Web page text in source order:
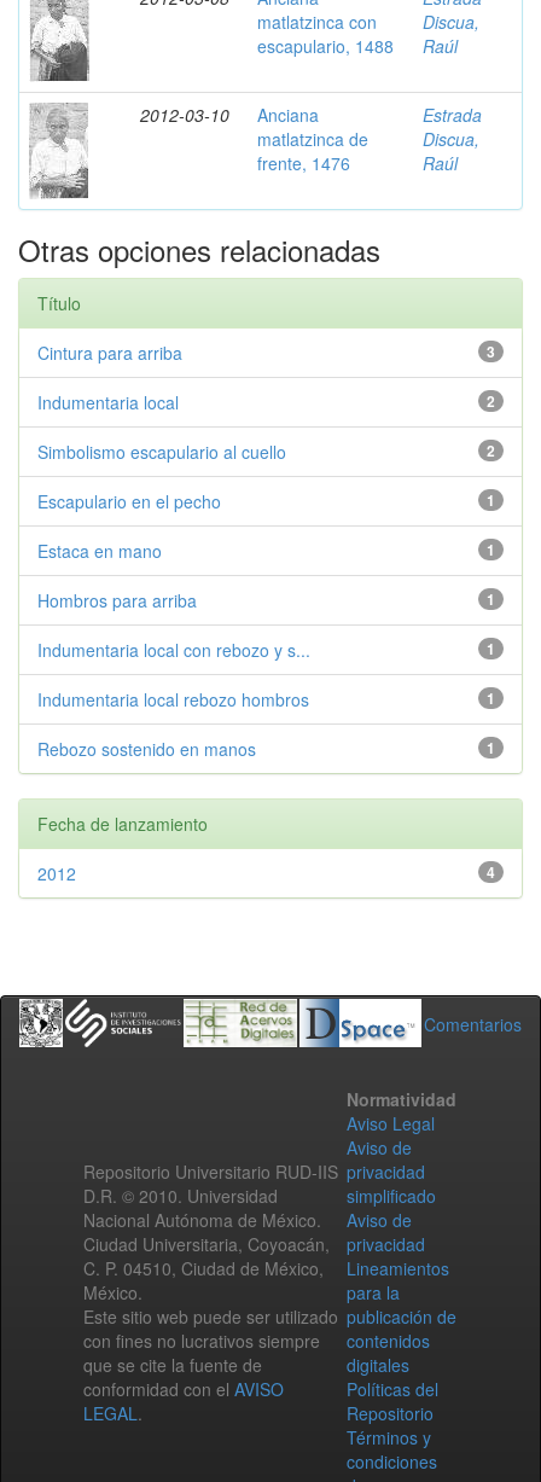
matlatzinca con
escapulario, 1488
Discua,
Raúl
2012-03-10
Anciana
matlatzinca de
frente, 1476
Estrada
Discua,
Raúl
Otras opciones relacionadas
Título
3
Cintura para arriba
2
Indumentaria local
2
Simbolismo escapulario al cuello
1
Escapulario en el pecho
1
Estaca en mano
1
Hombros para arriba
1
Indumentaria local con rebozo y s...
1
Indumentaria local rebozo hombros
1
Rebozo sostenido en manos
Fecha de lanzamiento
4
2012
Comentarios
Repositorio Universitario RUD-IIS
D.R. © 2010. Universidad
Nacional Autónoma de México.
Ciudad Universitaria, Coyoacán,
C. P. 04510, Ciudad de México,
México.
Este sitio web puede ser utilizado
con fines no lucrativos siempre
que se cite la fuente de
conformidad con el AVISO
LEGAL.
Normatividad
Aviso Legal
Aviso de
privacidad
simplificado
Aviso de
privacidad
Lineamientos
para la
publicación de
contenidos
digitales
Políticas del
Repositorio
Términos y
condiciones